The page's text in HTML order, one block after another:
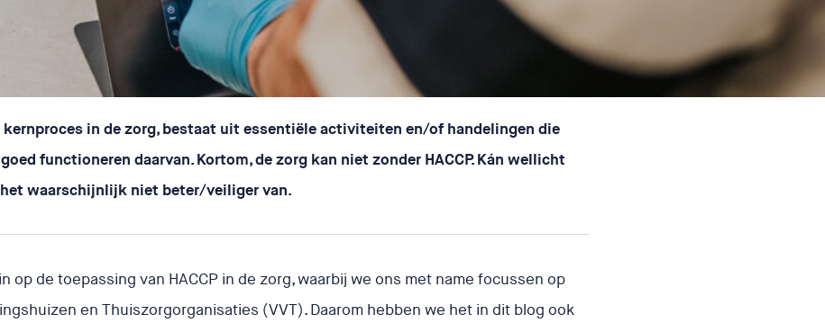
het.
kernproces in de zorg, bestaat uit essentiële activiteiten en/of handelingen die
functioneren daarvan. Kortom, de zorg kan niet zonder HACCP. Kán wellicht
waarschijnlijk niet beter/veiliger van.
op de toepassing van HACCP in de zorg, waarbij we ons met name focussen op
en Thuiszorgorganisaties (VVT). Daarom hebben we het in dit blog ook